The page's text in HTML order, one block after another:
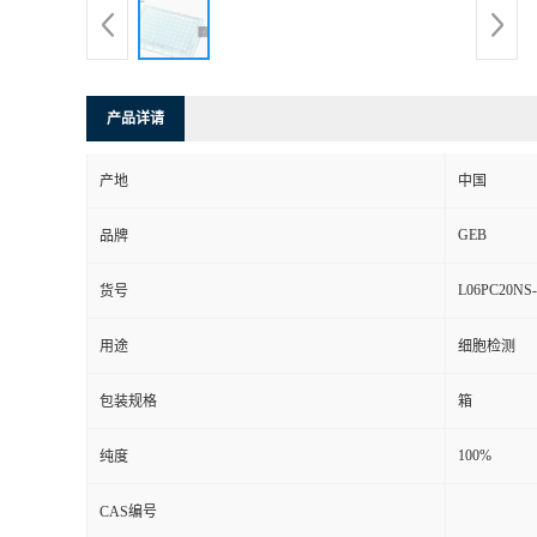
产品详请
产地 中国
品牌 GEB
货号
用途 细胞检测
包装规格 箱
纯度 100%
CAS编号